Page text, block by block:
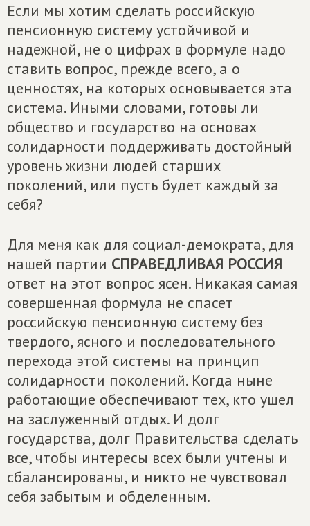
Если мы хотим сделать российскую
пенсионную систему устойчивой и
надежной, не о цифрах в формуле надо
ставить вопрос, прежде всего, а о
ценностях, на которых основывается эта
система. Иными словами, готовы ли
общество и государство на основах
солидарности поддерживать достойный
уровень жизни людей старших
поколений, или пусть будет каждый за
себя?
Для меня как для социал-демократа, для
нашей партии СПРАВЕДЛИВАЯ РОССИЯ
ответ на этот вопрос ясен. Никакая самая
совершенная формула не спасет
российскую пенсионную систему без
твердого, ясного и последовательного
перехода этой системы на принцип
солидарности поколений. Когда ныне
работающие обеспечивают тех, кто ушел
на заслуженный отдых. И долг
государства, долг Правительства сделать
все, чтобы интересы всех были учтены и
сбалансированы, и никто не чувствовал
себя забытым и обделенным.